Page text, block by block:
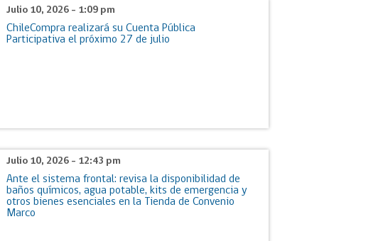
Julio 10, 2026 - 1:09 pm
ChileCompra realizará su Cuenta Pública
Participativa el próximo 27 de julio
Julio 10, 2026 - 12:43 pm
Ante el sistema frontal: revisa la disponibilidad de
baños químicos, agua potable, kits de emergencia y
otros bienes esenciales en la Tienda de Convenio
Marco